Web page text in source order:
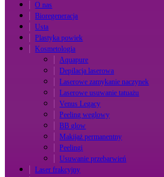
O nas
Bioregeneracja
Usta
Plastyka powiek
Kosmetologia
Aquapure
Depilacja laserowa
Laserowe zamykanie naczynek
Laserowe usuwanie tatuażu
Venus Legacy
Peeling węglowy
BB glow
Makijaż permanentny
Peelingi
Usuwanie przebarwień
Laser frakcyjny